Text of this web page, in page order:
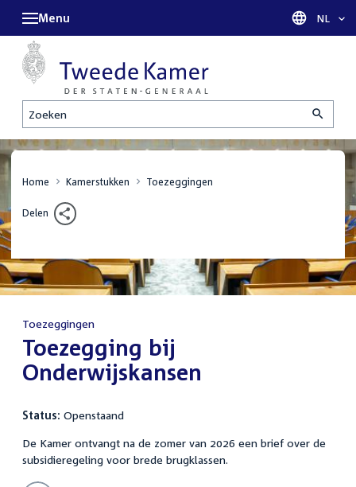
Zoeken
Menu Taal
NL
Home Kamerstukken Toezeggingen
Delen
Toezeggingen
:Toezegging bij
Onderwijskansen
Status: Openstaand
De Kamer ontvangt na de zomer van 2026 een brief over de
subsidieregeling voor brede brugklassen.